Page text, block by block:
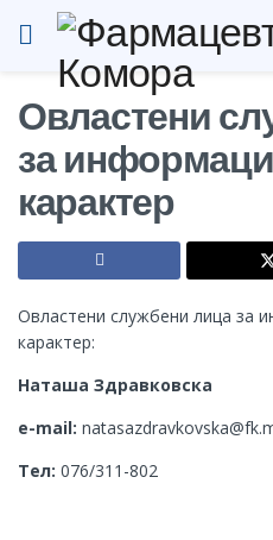
Овластени
за
карактер
Овластени службени лица за
карактер:
Наташа Здравковска
e-mail:
Тел: 076/311-802